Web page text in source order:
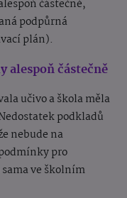
částečně,
podpůrná
plán).
alespoň částečně
učivo a škola měla
podkladů
nebude na
pro
ve školním